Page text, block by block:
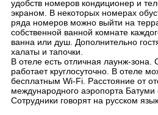
удобств номеров кондиционер и
экраном. В некоторых номерах
ряда номеров можно выйти на
собственной ванной комнате
ванна или душ. Дополнительно
халаты и тапочки.
В отеле есть отличная лаунж-зона.
работает круглосуточно. В отеле
бесплатным Wi-Fi. Расстояние от
международного аэропорта Батуми
Сотрудники говорят на русском